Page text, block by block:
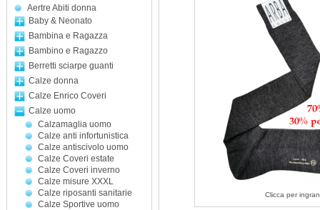
Aertre Abiti donna
Baby & Neonato
Bambina e Ragazza
Bambino e Ragazzo
Berretti sciarpe guanti
Calze donna
Calze Enrico Coveri
Calze uomo
Calzamaglia uomo
Calze anti infortunistica
Calze antiscivolo uomo
Calze Coveri estate
Calze Coveri inverno
Calze misure XXXL
Calze riposanti sanitarie
Calze Sportive uomo
Clicca per